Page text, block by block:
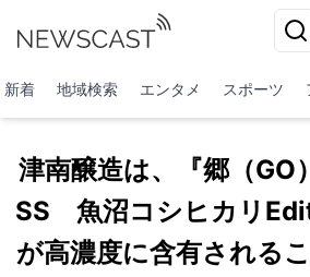
新着 地域検索 エンタメ スポーツ
津南醸造は、『郷（GO
SS 魚沼コシヒカリ
が高濃度に含有される